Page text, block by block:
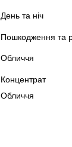
День та ніч
Пошкодження та
Обличчя
Концентрат
Обличчя